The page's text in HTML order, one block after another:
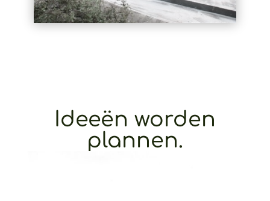
Ideeën worden
plannen.